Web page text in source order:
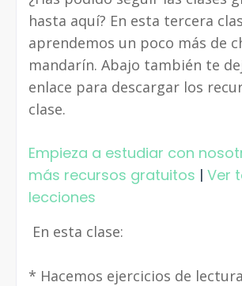
hasta aquí? En esta tercera
aprendemos un poco más de
mandarín. Abajo también te
enlace para descargar los
clase.
Empieza a estudiar con
más recursos gratuitos | Ver
lecciones
En esta clase:
* Hacemos ejercicios de